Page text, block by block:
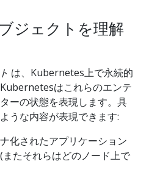
ジェクトを理解
は、Kubernetes上で永続的
はこれらのエンテ
ーの状態を表現します。具
うな内容が表現できます:
化されたアプリケーション
たそれらはどのノード上で